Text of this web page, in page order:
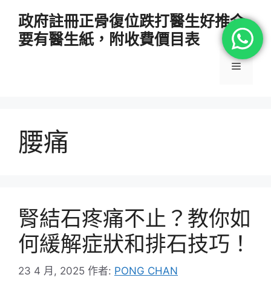
政府註冊正骨復位跌打醫生好推介
要有醫生紙，附收費價目表
選
腰痛
腎結石疼痛不止？教你如
何緩解症狀和排石技巧！
23 4 月, 2025 作者: PONG CHAN